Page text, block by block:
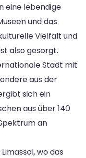
eine lebendige
und das
Vielfalt und
also gesorgt.
Stadt mit
aus der
sich ein
aus über 140
an
wo das